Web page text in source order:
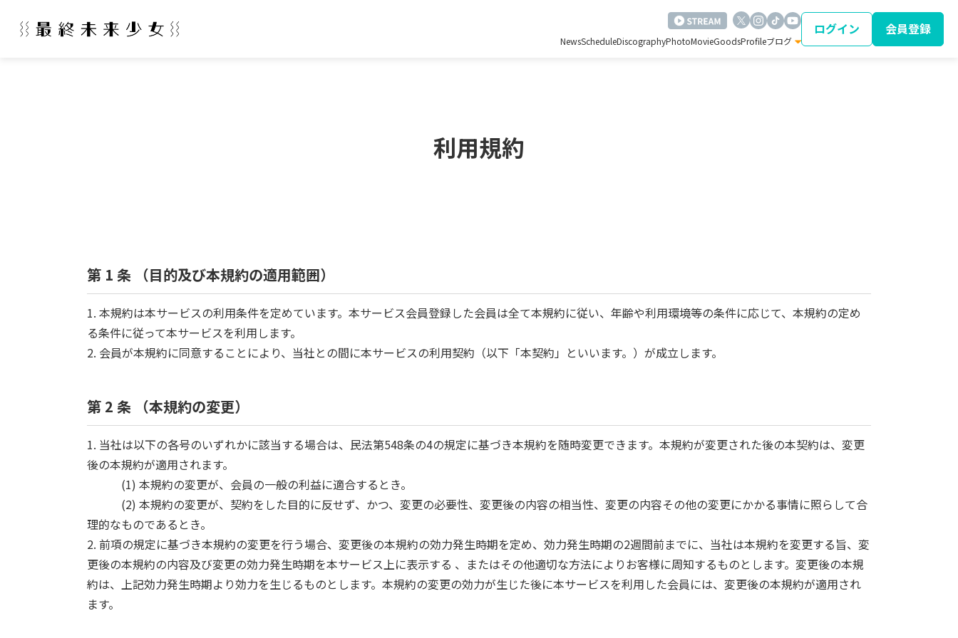
NewsScheduleDiscographyPhotoMovieGoodsProfileブログ
ログイン 会員登録
利用規約
第 1 条 （目的及び本規約の適用範囲）
1. 本規約は本サービスの利用条件を定めています。本サービス会員登録した会員は全て本規約に従い、年齢や利用環境等の条件に応じて、本規約の定め
る条件に従って本サービスを利用します。
2. 会員が本規約に同意することにより、当社との間に本サービスの利用契約（以下「本契約」といいます。）が成立します。
第 2 条 （本規約の変更）
1. 当社は以下の各号のいずれかに該当する場合は、民法第548条の4の規定に基づき本規約を随時変更できます。本規約が変更された後の本契約は、変更
後の本規約が適用されます。
(1) 本規約の変更が、会員の一般の利益に適合するとき。
(2) 本規約の変更が、契約をした目的に反せず、かつ、変更の必要性、変更後の内容の相当性、変更の内容その他の変更にかかる事情に照らして合
理的なものであるとき。
2. 前項の規定に基づき本規約の変更を行う場合、変更後の本規約の効力発生時期を定め、効力発生時期の2週間前までに、当社は本規約を変更する旨、変
更後の本規約の内容及び変更の効力発生時期を本サービス上に表示する 、またはその他適切な方法によりお客様に周知するものとします。変更後の本規
約は、上記効力発生時期より効力を生じるものとします。本規約の変更の効力が生じた後に本サービスを利用した会員には、変更後の本規約が適用され
ます。